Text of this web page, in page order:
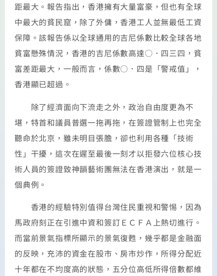
距最大。報告指出，香港擁有大量富豪，但也有全球
中最大的貧民窟，除了外傭，香港工人並無最低工資
保障。該報告係以全球通用的吉尼係數比較全球各地
貧富懸殊情況，香港的吉尼係數高達○．四三四，貧
富差距最大，一般而言，係數○．四是「警戒值」，
香港顯已超過。
除了經濟面向下流走之外，政治自由度更為不
堪，特首和議員普選一拖再拖，在簽證管制上也完全
聽命於北京，雖未明目張膽，卻也利用各種「技術
性」干擾，這次在遲至最後一刻才以拒發六位核心技
術人員的簽證致神韻藝術團無法在香港演出，就是一
個典例。
香港的經驗特別值得台灣住民重視和警惕，因為
馬政府刻正在引進中資和簽訂ＥＣＦＡ上熱切進行。
而當前景氣指標所顯示的景氣復甦，幾乎都是金融面
的反映，充沛的資金在股市、房市炒作，所得分配近
十年都在不均度高的狀態，五分位高低所得倍數都維